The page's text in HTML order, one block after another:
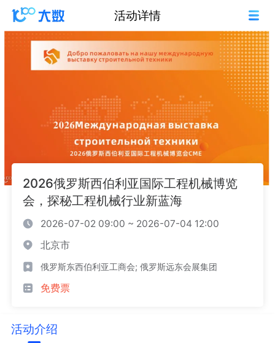
活动详情
2026俄罗斯西伯利亚国际工程机械博览
会，探秘工程机械行业新蓝海
2026-07-02 09:00 ~ 2026-07-04 12:00
北京市
俄罗斯东西伯利亚工商会; 俄罗斯远东会展集团
免费票
活动介绍